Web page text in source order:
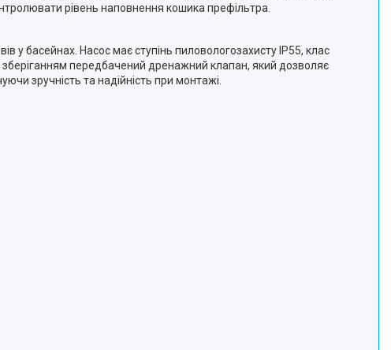
рівень наповнення кошика префільтра.
у басейнах. Насос має ступінь пиловологозахисту IP55, клас
зберіганням передбачений дренажний клапан, який дозволяє
зручність та надійність при монтажі.